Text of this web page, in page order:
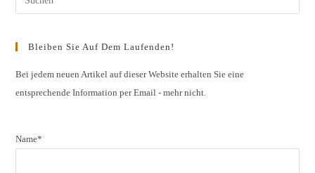
Bleiben Sie Auf Dem Laufenden!
Bei jedem neuen Artikel auf dieser Website erhalten Sie eine
entsprechende Information per Email - mehr nicht.
Name*